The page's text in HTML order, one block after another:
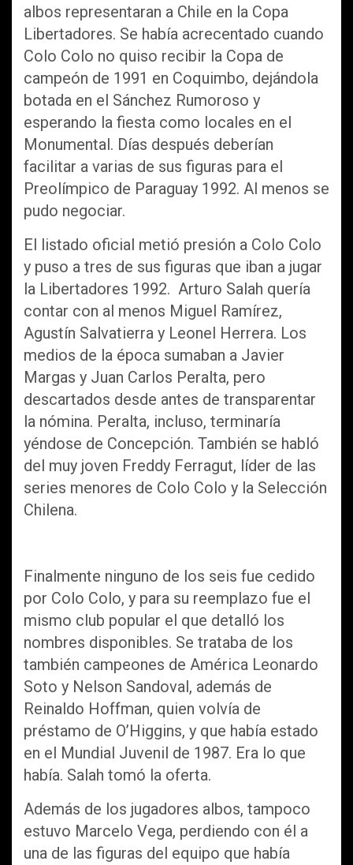
albos representaran a Chile en la Copa
Libertadores. Se había acrecentado cuando
Colo Colo no quiso recibir la Copa de
campeón de 1991 en Coquimbo, dejándola
botada en el Sánchez Rumoroso y
esperando la fiesta como locales en el
Monumental. Días después deberían
facilitar a varias de sus figuras para el
Preolímpico de Paraguay 1992. Al menos se
pudo negociar.
El listado oficial metió presión a Colo Colo
y puso a tres de sus figuras que iban a jugar
la Libertadores 1992. Arturo Salah quería
contar con al menos Miguel Ramírez,
Agustín Salvatierra y Leonel Herrera. Los
medios de la época sumaban a Javier
Margas y Juan Carlos Peralta, pero
descartados desde antes de transparentar
la nómina. Peralta, incluso, terminaría
yéndose de Concepción. También se habló
del muy joven Freddy Ferragut, líder de las
series menores de Colo Colo y la Selección
Chilena.
Finalmente ninguno de los seis fue cedido
por Colo Colo, y para su reemplazo fue el
mismo club popular el que detalló los
nombres disponibles. Se trataba de los
también campeones de América Leonardo
Soto y Nelson Sandoval, además de
Reinaldo Hoffman, quien volvía de
préstamo de O’Higgins, y que había estado
en el Mundial Juvenil de 1987. Era lo que
había. Salah tomó la oferta.
Además de los jugadores albos, tampoco
estuvo Marcelo Vega, perdiendo con él a
una de las figuras del equipo que había